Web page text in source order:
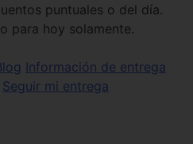
puntuales o del día.
para hoy solamente.
Información de entrega
Seguir mi entrega